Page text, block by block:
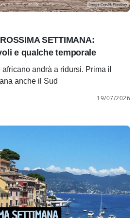
SETTIMANA:
e qualche temporale
andrà a ridursi. Prima il
anche il Sud
19/07/2026